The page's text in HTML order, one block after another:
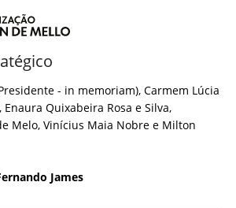
- in memoriam), Carmem Lúcia
Enaura Quixabeira Rosa e Silva,
Melo, Vinícius Maia Nobre e Milton
James